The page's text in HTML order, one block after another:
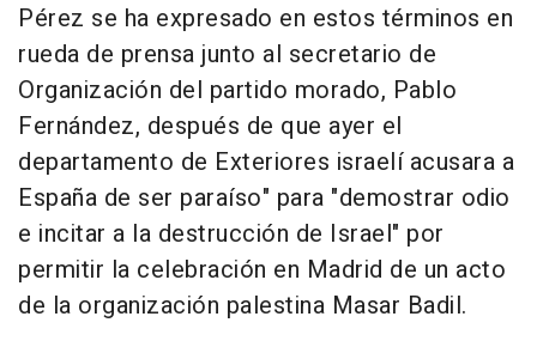
Pérez se ha expresado en estos términos en
rueda de prensa junto al secretario de
Organización del partido morado, Pablo
Fernández, después de que ayer el
departamento de Exteriores israelí acusara a
España de ser paraíso" para "demostrar odio
e incitar a la destrucción de Israel" por
permitir la celebración en Madrid de un acto
de la organización palestina Masar Badil.